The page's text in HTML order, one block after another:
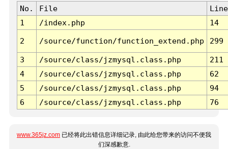
No. File
Line
1
/index.php 14
2 /source/function/function_extend.php 299
3 /source/class/jzmysql.class.php
211
4
/source/class/jzmysql.class.php
62
5
/source/class/jzmysql.class.php
94
6
/source/class/jzmysql.class.php 76
www.365jz.com 已经将此出错信息详细记录, 由此给您带来的访问不便我
们深感歉意.